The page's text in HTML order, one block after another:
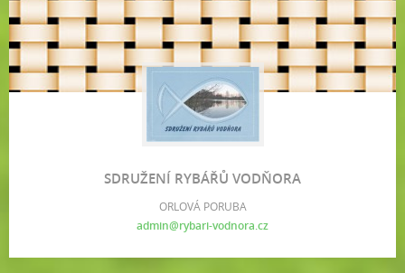
SDRUŽENÍ RYBÁŘŮ VODŇORA
ORLOVÁ PORUBA
admin@rybari-vodnora.cz